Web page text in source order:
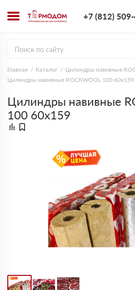
+7 (812)
Главная Каталог
Цилиндры навивные
Цилиндры навивные ROCKWOOL 100 60х159
Цилиндры навивные
100 60х159